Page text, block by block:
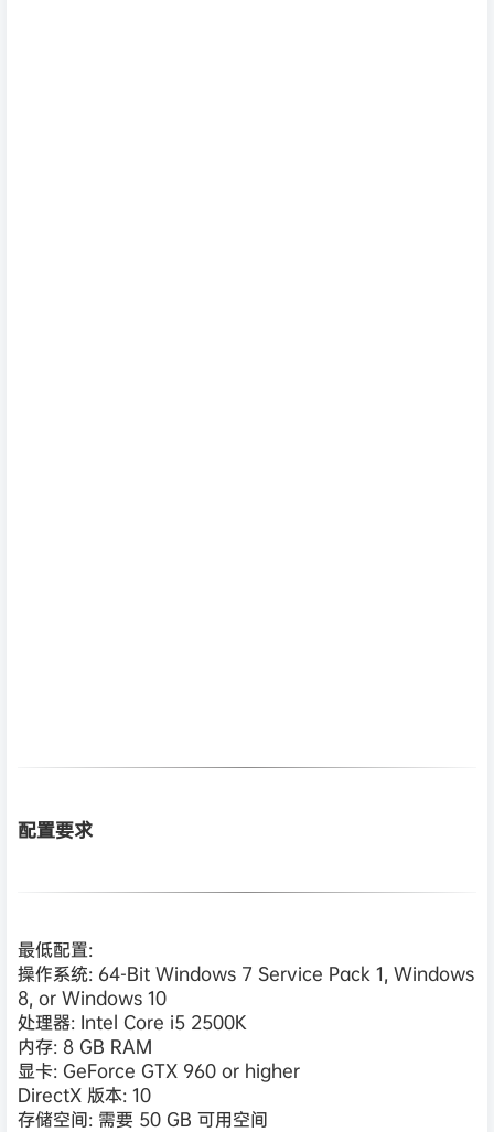
配置要求
最低配置:
操作系统: 64-Bit Windows 7 Service Pack 1, Windows
8, or Windows 10
处理器: Intel Core i5 2500K
内存: 8 GB RAM
显卡: GeForce GTX 960 or higher
DirectX 版本: 10
存储空间: 需要 50 GB 可用空间